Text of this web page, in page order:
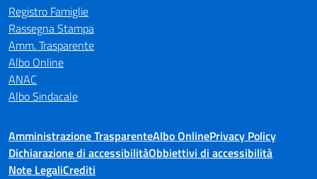
Registro Famiglie
Rassegna Stampa
Amm. Trasparente
Albo Online
ANAC
Albo Sindacale
Amministrazione TrasparenteAlbo OnlinePrivacy Policy
Dichiarazione di accessibilitàObbiettivi di accessibilità
Note LegaliCrediti